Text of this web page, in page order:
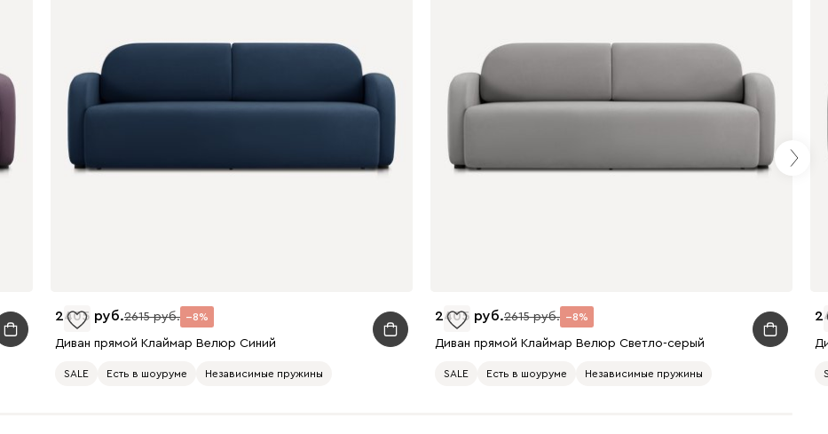
Бентори 3093
Бежевый Графит Кофе
2405 2615 8
Диван прямой Клаймар Велюр Синий
SALE Есть в шоуруме Независимые пружины
2405 2615 8
Диван прямой Клаймар Велюр Светло-серый
SALE Есть в шоуруме Независимые пружины